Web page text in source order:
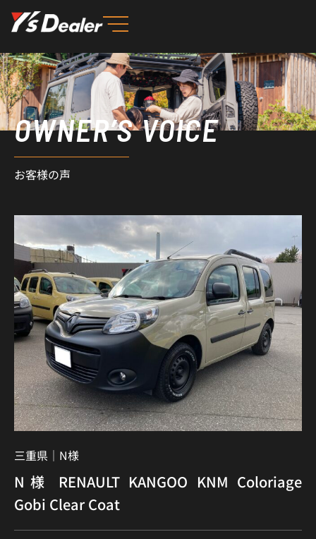
を
ス
キ
ッ
プ OWNER’S VOICE
お客様の声
三重県｜ N様
N様 RENAULT KANGOO KNM Coloriage
Gobi Clear Coat